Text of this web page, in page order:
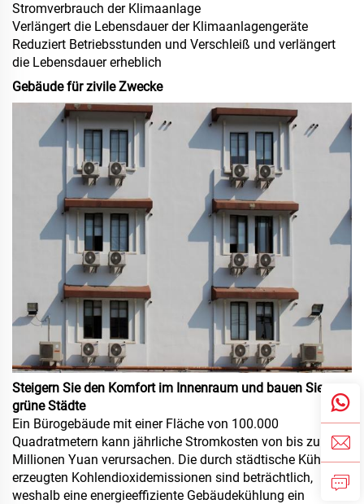
Stromverbrauch der Klimaanlage
Verlängert die Lebensdauer der Klimaanlagengeräte
Reduziert Betriebsstunden und Verschleiß und verlängert
die Lebensdauer erheblich
Gebäude für zivile Zwecke
Steigern Sie den Komfort im Innenraum und bauen Sie
grüne Städte
Ein Bürogebäude mit einer Fläche von 100.000
Quadratmetern kann jährliche Stromkosten von bis zu zehn
Millionen Yuan verursachen. Die durch städtische Kühlung
erzeugten Kohlendioxidemissionen sind beträchtlich,
weshalb eine energieeffiziente Gebäudekühlung ein